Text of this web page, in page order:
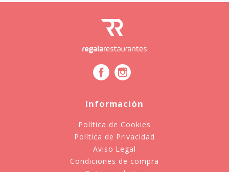
Información
Política de Cookies
Política de Privacidad
Aviso Legal
Condiciones de compra